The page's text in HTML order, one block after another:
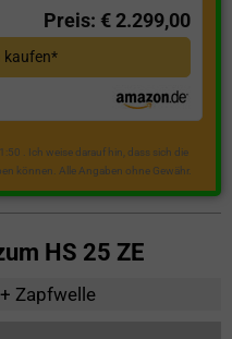
Preis: € 2.299,00
kaufen*
. Ich weise darauf hin, dass sich die
können. Alle Angaben ohne Gewähr.
HS 25 ZE
Zapfwelle